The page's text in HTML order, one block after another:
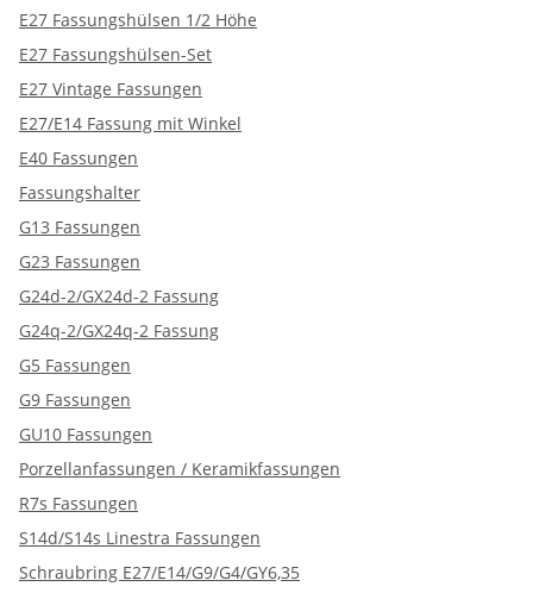
E27 Fassungshülsen 1/2 Höhe
E27 Fassungshülsen-Set
E27 Vintage Fassungen
E27/E14 Fassung mit Winkel
E40 Fassungen
Fassungshalter
G13 Fassungen
G23 Fassungen
G24d-2/GX24d-2 Fassung
G24q-2/GX24q-2 Fassung
G5 Fassungen
G9 Fassungen
GU10 Fassungen
Porzellanfassungen / Keramikfassungen
R7s Fassungen
S14d/S14s Linestra Fassungen
Schraubring E27/E14/G9/G4/GY6,35